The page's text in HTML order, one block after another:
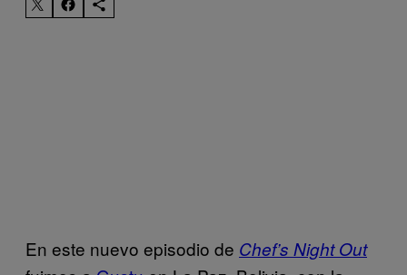
En este nuevo episodio de Chef’s Night Out